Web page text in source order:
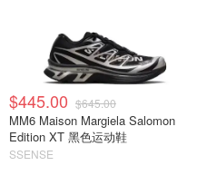
$445.00 $645.00
MM6 Maison Margiela Salomon
Edition XT 黑色运动鞋
SSENSE